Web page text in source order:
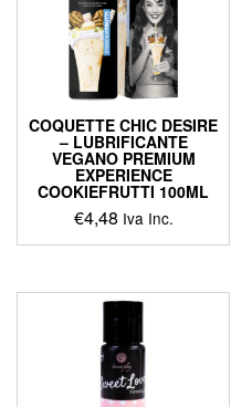
COQUETTE CHIC DESIRE
– LUBRIFICANTE
VEGANO PREMIUM
EXPERIENCE
COOKIEFRUTTI 100ML
€4,48 Iva Inc.